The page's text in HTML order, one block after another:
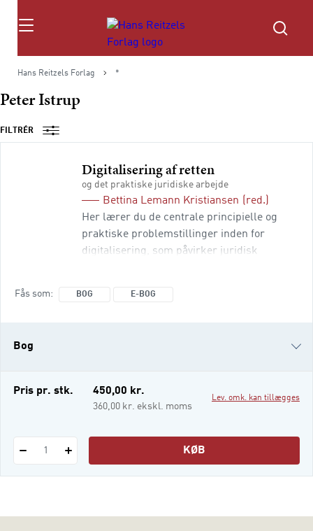
Søg
Hans Reitzels Forlag *
Peter Istrup
FILTRÉR
Digitalisering af retten
og det praktiske juridiske arbejde
Bettina Lemann Kristiansen
(red.)
Her lærer du de centrale principielle og
praktiske problemstillinger inden for
digitalisering, som påvirker juridisk
advokatbranchen og ved domstolene. Bogen
arbejder med dig
Fås som BOG E-BOG
Bog
e-bog
Pris pr. stk. 450,00 kr.
360,00 kr. ekskl. moms
Lev. omk. kan tillægges
1 KØB